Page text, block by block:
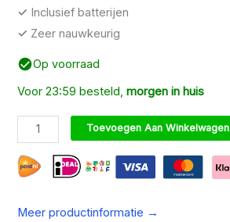
✓ Inclusief batterijen
✓ Zeer nauwkeurig
Op voorraad
Voor 23:59 besteld,morgen in huis
DUIX Keukenweegschaal aantal
Toevoegen Aan Winkelwagen
Meer productinformatie →